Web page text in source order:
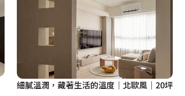
細膩溫潤，藏著生活的溫度｜北歐風｜20坪